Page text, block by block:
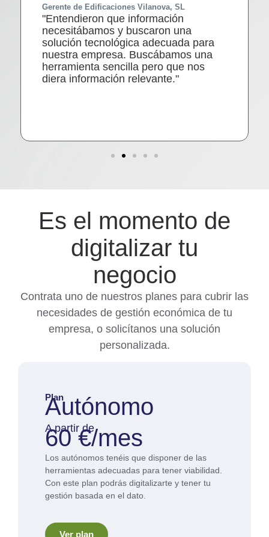
Gerente de Edificaciones Vilanova, SL
"Entendieron que información
necesitábamos y buscaron una
solución tecnológica adecuada para
nuestra empresa. Buscábamos una
herramienta sencilla pero que nos
diera información relevante."
Es el momento de
digitalizar tu
negocio
Contrata uno de nuestros planes para cubrir las
necesidades de gestión económica de tu
empresa, o solicítanos una solución
personalizada.
Plan
Autónomo
A partir de
60 €/mes
Los autónomos tenéis que disponer de las
herramientas adecuadas para tener viabilidad.
Con este plan podrás digitalizarte y tener tu
gestión basada en el dato.
Ver plan